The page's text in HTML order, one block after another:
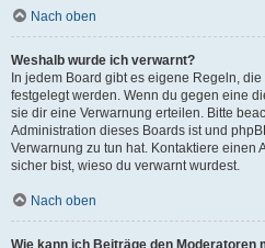
Nach oben
Weshalb wurde ich verwarnt?
In jedem Board gibt es eigene Regeln,
festgelegt werden. Wenn du gegen eine
sie dir eine Verwarnung erteilen. Bitte
Administration dieses Boards ist und
Verwarnung zu tun hat. Kontaktiere einen
sicher bist, wieso du verwarnt wurdest.
Nach oben